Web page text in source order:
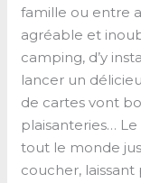
famille ou entre
agréable et
camping, d’y
lancer un
de cartes vont
plaisanteries…
tout le monde
coucher,